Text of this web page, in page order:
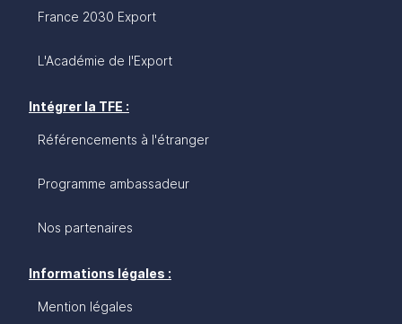
France 2030 Export
L'Académie de l'Export
Intégrer la TFE :
Référencements à l'étranger
Programme ambassadeur
Nos partenaires
Informations légales :
Mention légales